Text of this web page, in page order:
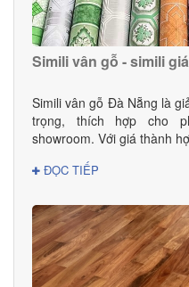
Simili vân gỗ - simili
Simili vân gỗ Đà Nẵng là
trọng, thích hợp cho
showroom. Với giá thành
ĐỌC TIẾP